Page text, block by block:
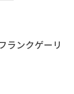
ランクゲーリ